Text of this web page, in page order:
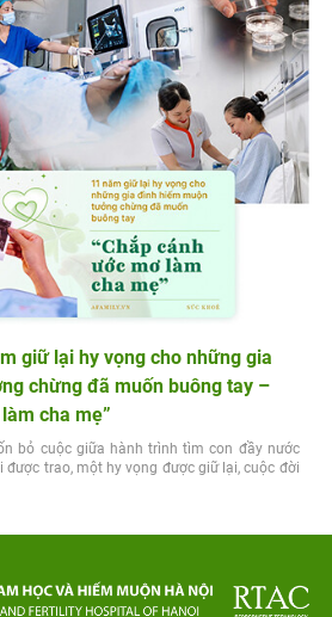
giữ lại hy vọng cho những gia
chừng đã muốn buông tay –
cha mẹ”
bỏ cuộc giữa hành trình tìm con đầy nước
trao, một hy vọng được giữ lại, cuộc đời